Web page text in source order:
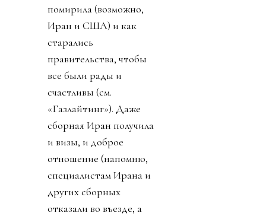
помирила (возможно,
Иран и США) и как
старались
правительства, чтобы
все были рады и
счастливы (см.
«Газлайтинг»). Даже
сборная Иран получила
и визы, и доброе
отношение (напомню,
специалистам Ирана и
других сборных
отказали во въезде, а